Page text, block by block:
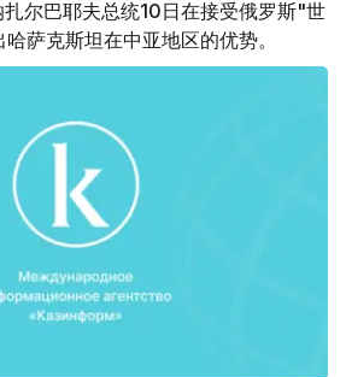
尔巴耶夫总统10日在接受俄罗斯"世
萨克斯坦在中亚地区的优势。